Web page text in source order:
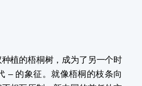
植的梧桐树，成为了另一个时
– 的象征。就像梧桐的枝条向